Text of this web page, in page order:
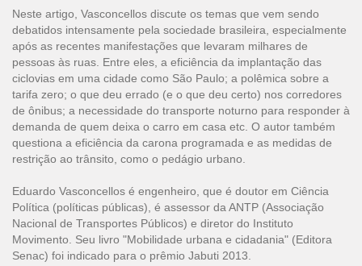
Neste artigo, Vasconcellos discute os temas que vem sendo
debatidos intensamente pela sociedade brasileira, especialmente
após as recentes manifestações que levaram milhares de
pessoas às ruas. Entre eles, a eficiência da implantação das
ciclovias em uma cidade como São Paulo; a polêmica sobre a
tarifa zero; o que deu errado (e o que deu certo) nos corredores
de ônibus; a necessidade do transporte noturno para responder à
demanda de quem deixa o carro em casa etc. O autor também
questiona a eficiência da carona programada e as medidas de
restrição ao trânsito, como o pedágio urbano.
Eduardo Vasconcellos é engenheiro, que é doutor em Ciência
Política (políticas públicas), é assessor da ANTP (Associação
Nacional de Transportes Públicos) e diretor do Instituto
Movimento. Seu livro "Mobilidade urbana e cidadania" (Editora
Senac) foi indicado para o prêmio Jabuti 2013.